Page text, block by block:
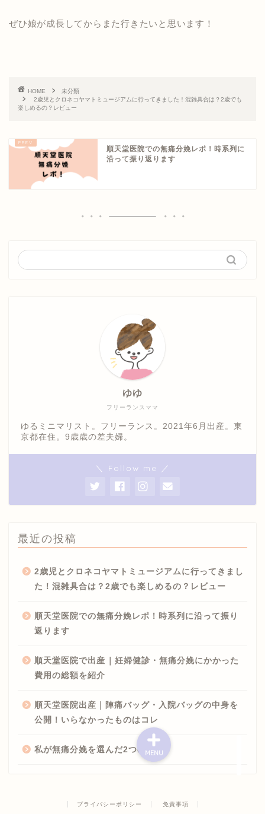
ぜひ娘が成長してからまた行きたいと思います！
HOME
未分類
2歳児とクロネコヤマトミュージアムに行ってきました！混雑具合は？2歳でも
楽しめるの？レビュー
順天堂医院での無痛分娩レポ！時系列に
沿って振り返ります
フリーランスママ
ゆゆ
ゆるミニマリスト。フリーランス。2021年6月出産。東
京都在住。9歳歳の差夫婦。
＼ Follow me ／
最近の投稿
2歳児とクロネコヤマトミュージアムに行ってきまし
た！混雑具合は？2歳でも楽しめるの？レビュー
順天堂医院での無痛分娩レポ！時系列に沿って振り
返ります
順天堂医院で出産｜妊婦健診・無痛分娩にかかった
費用の総額を紹介
順天堂医院出産｜陣痛バッグ・入院バッグの中身を
公開！いらなかったものはコレ
私が無痛分娩を選んだ2つの理由
プライバシーポリシー 免責事項
MENU